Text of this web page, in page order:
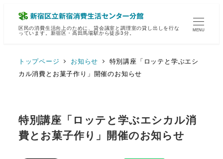
区民の消費生活向上のために、貸会議室と調理室の貸し出しを行な
っています。新宿区・高田馬場駅から徒歩3分。 MENU
トップページ お知らせ
特別講座「ロッテと学ぶエシ
カル消費とお菓子作り」開催のお知らせ
特別講座「ロッテと学ぶエシカル消
費とお菓子作り」開催のお知らせ